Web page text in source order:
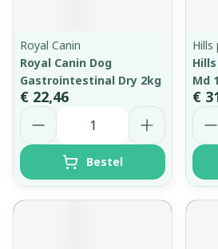
Royal Canin
Royal Canin Dog
Gastrointestinal Dry 2kg
€ 22,46
Aantal
Bestel
Md
€